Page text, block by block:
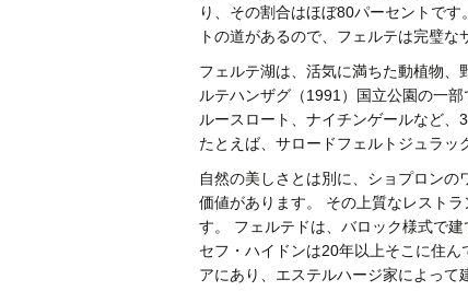
り、その割合はほぼ80パーセントで
トの道があるので、フェルテは完璧な
フェルテ湖は、活気に満ちた動植物
ルテハンザグ（1991）国立公園の一
ルースロート、ナイチンゲールなど、
たとえば、サロードフェルトジュラッ
自然の美しさとは別に、ショプロン
価値があります。 その上質なレスト
す。 フェルテドは、バロック様式で
セフ・ハイドンは20年以上そこに住
アにあり、エステルハージ家によって